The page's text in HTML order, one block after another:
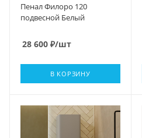
Пенал Филоро 120
подвесной Белый
28 600 ₽/шт
В КОРЗИНУ